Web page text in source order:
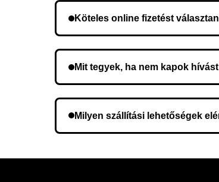
Köteles online fizetést
Mit tegyek, ha nem kapok
Milyen szállítási lehetőségek